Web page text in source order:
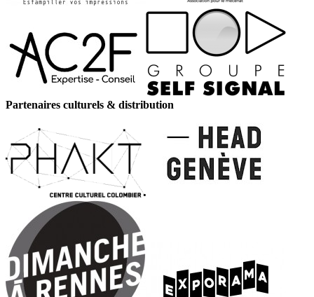
Partenaires culturels & distribution